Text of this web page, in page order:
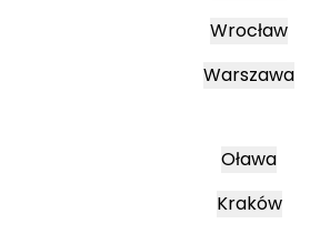
Wrocław
Warszawa
Oława
Kraków